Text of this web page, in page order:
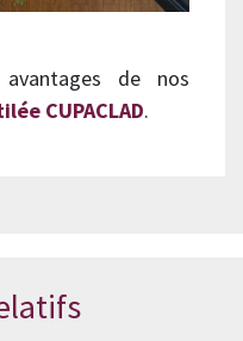
de nos
CUPACLAD.